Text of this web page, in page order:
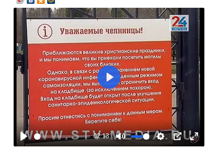
Play
02:13
Mute Settings
PIP
Enter
Play